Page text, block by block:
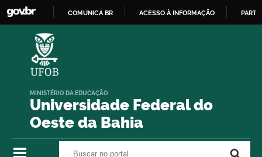
COMUNICA BR ACESSO À INFORMAÇÃO
Universidade Federal do
Oeste da Bahia
MINISTÉRIO DA EDUCAÇÃO